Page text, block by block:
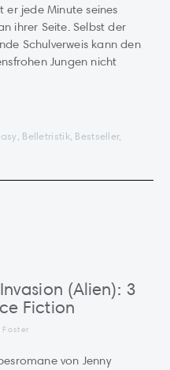
er jede Minute seines
ihrer Seite. Selbst der
Schulverweis kann den
Jungen nicht
Belletristik, Bestseller,
(Alien): 3
Fiction
Foster
von Jenny